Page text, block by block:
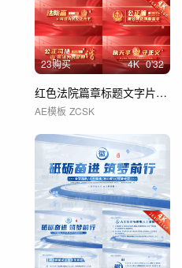
23购买 4K 0'32
红色法院篇章标题文字片花 01
AE模板 ZCSK